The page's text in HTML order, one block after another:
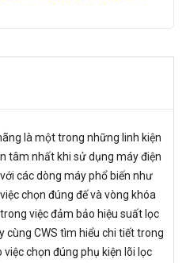
là một trong những linh kiện
tâm nhất khi sử dụng máy điện
các dòng máy phổ biến như
chọn đúng đế và vòng khóa
việc đảm bảo hiệu suất lọc
cùng CWS tìm hiểu chi tiết trong
việc chọn đúng phụ kiện lõi lọc